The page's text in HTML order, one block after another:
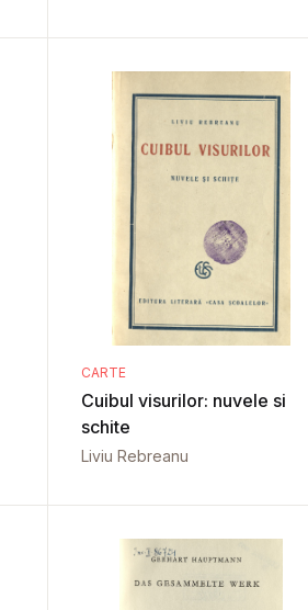
CARTE
Cuibul visurilor: nuvele si
schite
Liviu Rebreanu